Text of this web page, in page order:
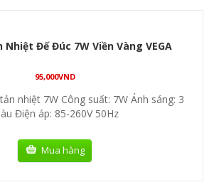
Nhiệt Đế Đúc 7W Viền Vàng VEGA
95,000VND
nhiệt 7W Công suất: 7W Ánh sáng: 3
Điện áp: 85-260V 50Hz
Mua hàng